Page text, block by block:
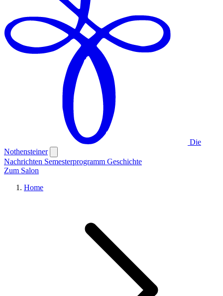
Die
Nothensteiner
Nachrichten Semesterprogramm Geschichte
Zum Salon
Home